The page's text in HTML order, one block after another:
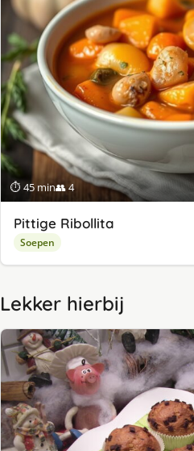
⏱ 45 min👥 4
Pittige Ribollita
Soepen
Lekker hierbij